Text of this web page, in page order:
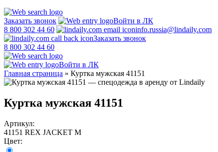
Заказать звонок
Войти в ЛК
8 800 302 44 60
info.russia@lindaily.com
Заказать звонок
8 800 302 44 60
Войти в ЛК
Главная страница » Куртка мужская 41151
Куртка мужская 41151
Артикул:
41151 REX JACKET M
Цвет: